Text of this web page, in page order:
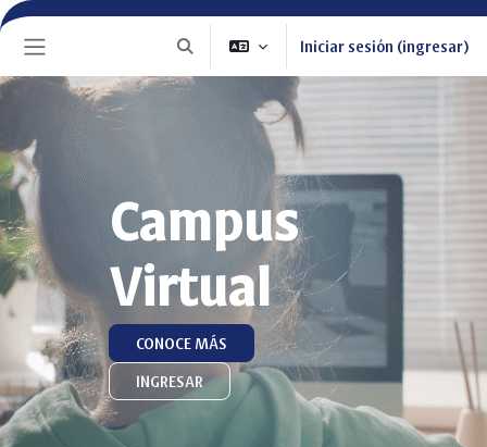
Saltar al contenido principal
Activar o desactivar entrada de búsqueda
Iniciar sesión (ingresar)
Campus
Virtual
CONOCE MÁS
INGRESAR